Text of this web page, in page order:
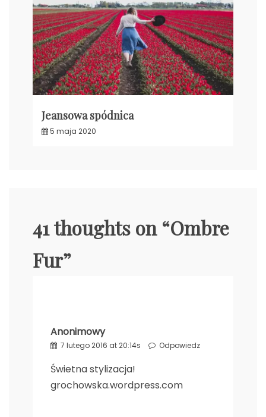
Jeansowa spódnica
5 maja 2020
41 thoughts on “Ombre
Fur”
Anonimowy
7 lutego 2016 at 20:14s Odpowiedz
Świetna stylizacja!
grochowska.wordpress.com